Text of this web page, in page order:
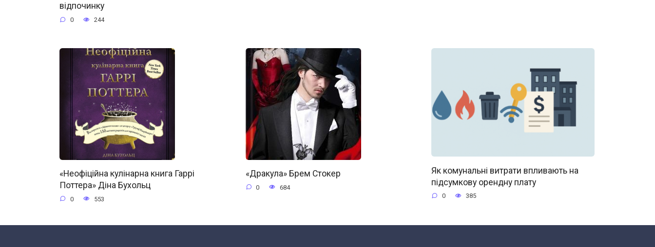
відпочинку
0 244
«Неофіційна кулінарна книга Гаррі
Поттера» Діна Бухольц
0 553
«Дракула» Брем Стокер
0 684
Як комунальні витрати впливають на
підсумкову орендну плату
0 385